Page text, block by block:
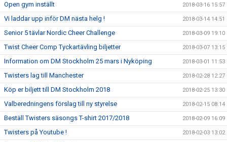
Open gym inställt 2018-03-16 15:57
Vi laddar upp inför DM nästa helg ! 2018-03-14 14:51
Senior 5 tävlar Nordic Cheer Challenge 2018-03-09 19:10
Twist Cheer Comp Tyckartävling biljetter 2018-03-07 13:15
Information om DM Stockholm 25 mars i Nyköping 2018-03-01 11:53
Twisters lag till Manchester 2018-02-28 12:27
Köp er biljett till DM Stockholm 2018 2018-02-25 13:30
Valberedningens förslag till ny styrelse 2018-02-15 08:14
Beställ Twisters säsongs T-shirt 2017/2018 2018-02-09 16:09
Twisters på Youtube ! 2018-02-03 13:02